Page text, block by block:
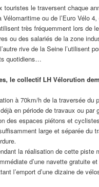
touristes le traversent chaque
Vélomaritime ou de l’Euro Vélo
très fréquemment lors de
ou des salariés de la zone
rive de la Seine l’utilisent
quotidiens…
le collectif LH Vélorution
à 70km/h de la traversée du
en période de travaux ou par
des espaces piétons et
large et séparée du
la réalisation de cette piste
d’une navette gratuite
l’emport d’une dizaine de